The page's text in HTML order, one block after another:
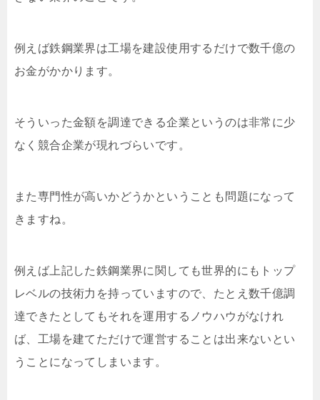
例えば鉄鋼業界は工場を建設使用するだけで数千億の
お金がかかります。
そういった金額を調達できる企業というのは非常に少
なく競合企業が現れづらいです。
また専門性が高いかどうかということも問題になって
きますね。
例えば上記した鉄鋼業界に関しても世界的にもトップ
レベルの技術力を持っていますので、たとえ数千億調
達できたとしてもそれを運用するノウハウがなけれ
ば、工場を建てただけで運営することは出来ないとい
うことになってしまいます。